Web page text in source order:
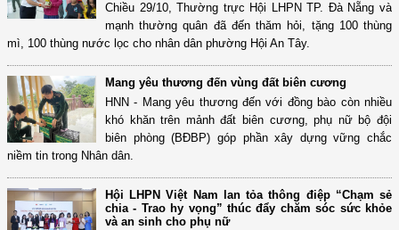
Chiều 29/10, Thường trực Hội LHPN TP. Đà Nẵng và
mạnh thường quân đã đến thăm hỏi, tặng 100 thùng
mì, 100 thùng nước lọc cho nhân dân phường Hội An Tây.
Mang yêu thương đến vùng đất biên cương
HNN - Mang yêu thương đến với đồng bào còn nhiều
khó khăn trên mảnh đất biên cương, phụ nữ bộ đội
biên phòng (BĐBP) góp phần xây dựng vững chắc
niềm tin trong Nhân dân.
Hội LHPN Việt Nam lan tỏa thông điệp “Chạm sẻ
chia - Trao hy vọng” thúc đẩy chăm sóc sức khỏe
và an sinh cho phụ nữ